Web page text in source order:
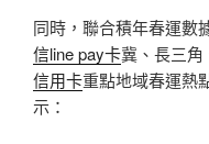
同時，聯合積年春運數
信line pay卡冀、長三
信用卡重點地域春運熱
示：